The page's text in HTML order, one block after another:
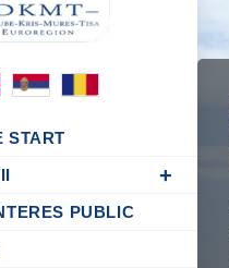
START
PUBLIC